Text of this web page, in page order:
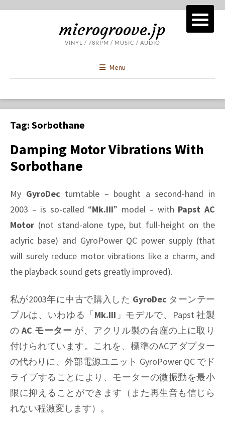
microgroove.jp
VINYL / 78RPM / MUSIC / AUDIO
Menu
Tag: Sorbothane
Damping Motor Vibrations With
Sorbothane
My GyroDec turntable – bought a second-hand in
2003 – is so-called “Mk.III” model – with Papst AC
Motor (not stand-alone type, but full-height on the
aclyric base) and GyroPower QC power supply (that
will surely reduce motor vibrations like a charm, and
the playback sound gets greatly improved).
私が2003年に中古で購入した GyroDec ターンテー
ブルは、いわゆる「Mk.III 」モデルで、Papst 社製
のAC モーター が、アクリル製の台座の上に取り
付けられています。これを、標準のACアダプター
の代わりに、外部電源ユニット GyroPower QC でド
ライブすることにより、モーターの微振動を最小
限に抑えることができます（また再生音も信じら
れない程激変します）。